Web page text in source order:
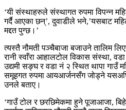
‘यी संस्थाहरुले संस्थागत रुपमा विपन्न
गर्दै आएका छन्’, दुवाडीले भने,’यसबाट
मद्दत पुग्छ।’
त्यस्तै नौमती पञ्चैबाजा बजाउने तालिम
रानी स्वाँरा आहालटोल विकास संस्था,
उद्यमी सङ्घ र वडा नं २ स्थित थापा गाउँ
समूहगत रुपमा आयआर्जनसँग जोड्ने यसअघि
उनले बताए।
‘गाउँ टोल र छरछिमेकमा हुने पूजाआजा,